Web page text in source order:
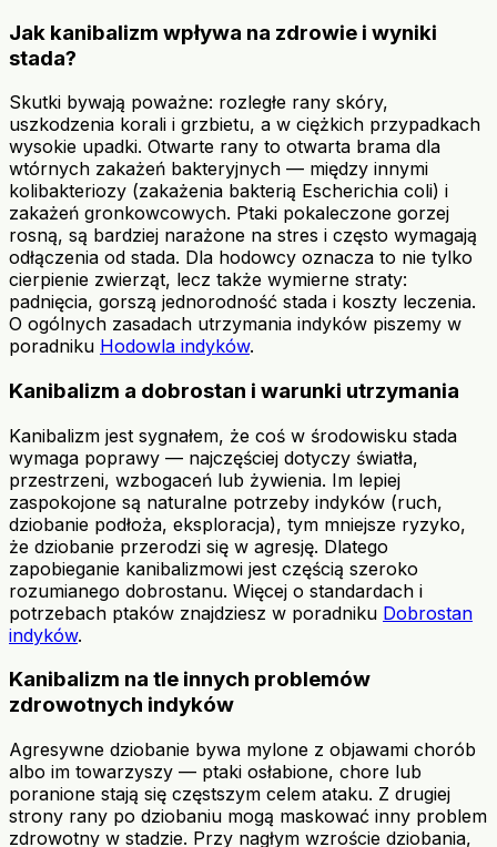
Jak kanibalizm wpływa na zdrowie i wyniki
stada?
Skutki bywają poważne: rozległe rany skóry,
uszkodzenia korali i grzbietu, a w ciężkich przypadkach
wysokie upadki. Otwarte rany to otwarta brama dla
wtórnych zakażeń bakteryjnych — między innymi
kolibakteriozy (zakażenia bakterią Escherichia coli) i
zakażeń gronkowcowych. Ptaki pokaleczone gorzej
rosną, są bardziej narażone na stres i często wymagają
odłączenia od stada. Dla hodowcy oznacza to nie tylko
cierpienie zwierząt, lecz także wymierne straty:
padnięcia, gorszą jednorodność stada i koszty leczenia.
O ogólnych zasadach utrzymania indyków piszemy w
poradniku Hodowla indyków.
Kanibalizm a dobrostan i warunki utrzymania
Kanibalizm jest sygnałem, że coś w środowisku stada
wymaga poprawy — najczęściej dotyczy światła,
przestrzeni, wzbogaceń lub żywienia. Im lepiej
zaspokojone są naturalne potrzeby indyków (ruch,
dziobanie podłoża, eksploracja), tym mniejsze ryzyko,
że dziobanie przerodzi się w agresję. Dlatego
zapobieganie kanibalizmowi jest częścią szeroko
rozumianego dobrostanu. Więcej o standardach i
potrzebach ptaków znajdziesz w poradniku Dobrostan
indyków.
Kanibalizm na tle innych problemów
zdrowotnych indyków
Agresywne dziobanie bywa mylone z objawami chorób
albo im towarzyszy — ptaki osłabione, chore lub
poranione stają się częstszym celem ataku. Z drugiej
strony rany po dziobaniu mogą maskować inny problem
zdrowotny w stadzie. Przy nagłym wzroście dziobania,